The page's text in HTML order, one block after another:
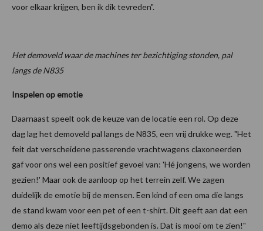
voor elkaar krijgen, ben ik dik tevreden".
Het demoveld waar de machines ter bezichtiging stonden, pal
langs de N835
Inspelen op emotie
Daarnaast speelt ook de keuze van de locatie een rol. Op deze
dag lag het demoveld pal langs de N835, een vrij drukke weg. "Het
feit dat verscheidene passerende vrachtwagens claxoneerden
gaf voor ons wel een positief gevoel van: 'Hé jongens, we worden
gezien!' Maar ook de aanloop op het terrein zelf. We zagen
duidelijk de emotie bij de mensen. Een kind of een oma die langs
de stand kwam voor een pet of een t-shirt. Dit geeft aan dat een
demo als deze niet leeftijdsgebonden is. Dat is mooi om te zien!"